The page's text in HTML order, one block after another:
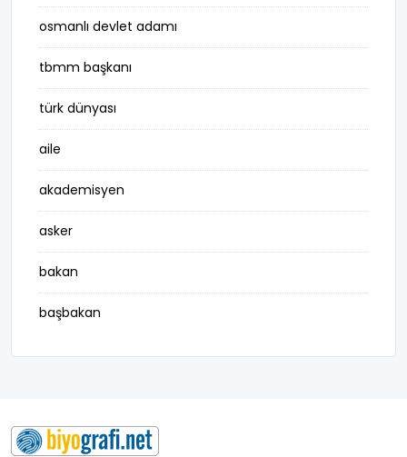
osmanlı devlet adamı
tbmm başkanı
türk dünyası
aile
akademisyen
asker
bakan
başbakan
belediye başkanı
buluş